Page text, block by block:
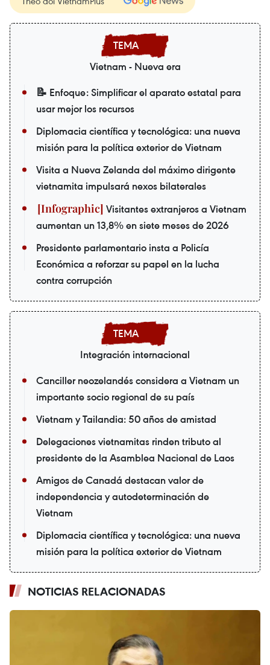
Vietnam - Nueva era
📝 Enfoque: Simplificar el aparato estatal para
usar mejor los recursos
Diplomacia científica y tecnológica: una nueva
misión para la política exterior de Vietnam
Visita a Nueva Zelanda del máximo dirigente
vietnamita impulsará nexos bilaterales
Visitantes extranjeros a Vietnam
aumentan un 13,8% en siete meses de 2026
Presidente parlamentario insta a Policía
Económica a reforzar su papel en la lucha
contra corrupción
Integración internacional
Canciller neozelandés considera a Vietnam un
importante socio regional de su país
Vietnam y Tailandia: 50 años de amistad
Delegaciones vietnamitas rinden tributo al
presidente de la Asamblea Nacional de Laos
Amigos de Canadá destacan valor de
independencia y autodeterminación de
Vietnam
Diplomacia científica y tecnológica: una nueva
misión para la política exterior de Vietnam
NOTICIAS RELACIONADAS